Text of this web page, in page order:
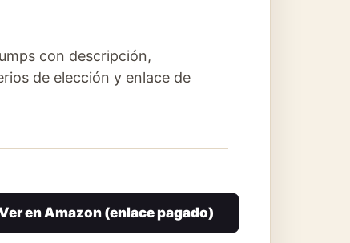
con descripción,
de elección y enlace de
en Amazon (enlace pagado)